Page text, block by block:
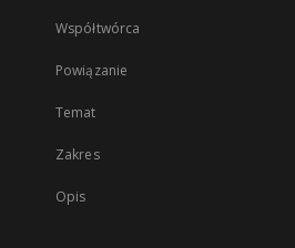
Współtwórca
Powiązanie
Temat
Zakres
Opis